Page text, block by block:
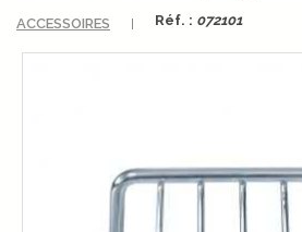
ACCESSOIRES Réf. : 072101